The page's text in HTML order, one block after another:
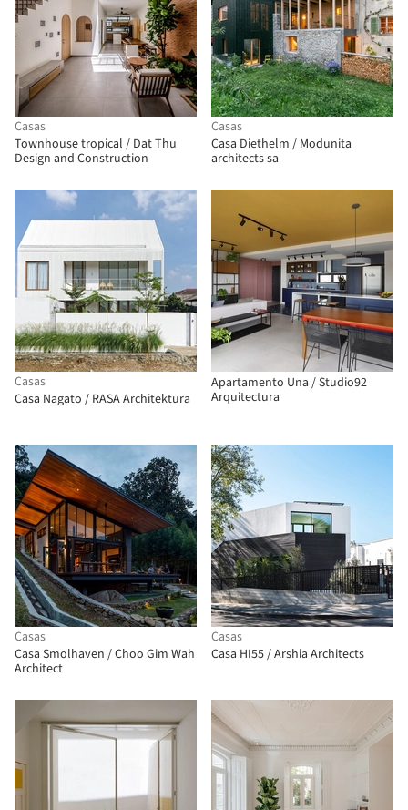
Casas
Townhouse tropical / Dat Thu
Design and Construction
Casas
Casa Diethelm / Modunita
architects sa
Casas
Casa Nagato / RASA Architektura
Apartamento Una / Studio92
Arquitectura
Casas
Casa Smolhaven / Choo Gim Wah
Architect
Casas
Casa HI55 / Arshia Architects